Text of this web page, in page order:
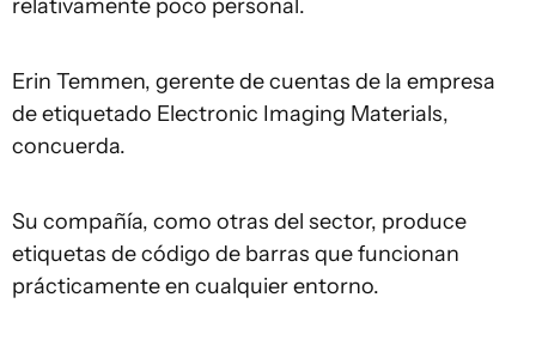
relativamente poco personal.
Erin Temmen, gerente de cuentas de la empresa
de etiquetado Electronic Imaging Materials,
concuerda.
Su compañía, como otras del sector, produce
etiquetas de código de barras que funcionan
prácticamente en cualquier entorno.